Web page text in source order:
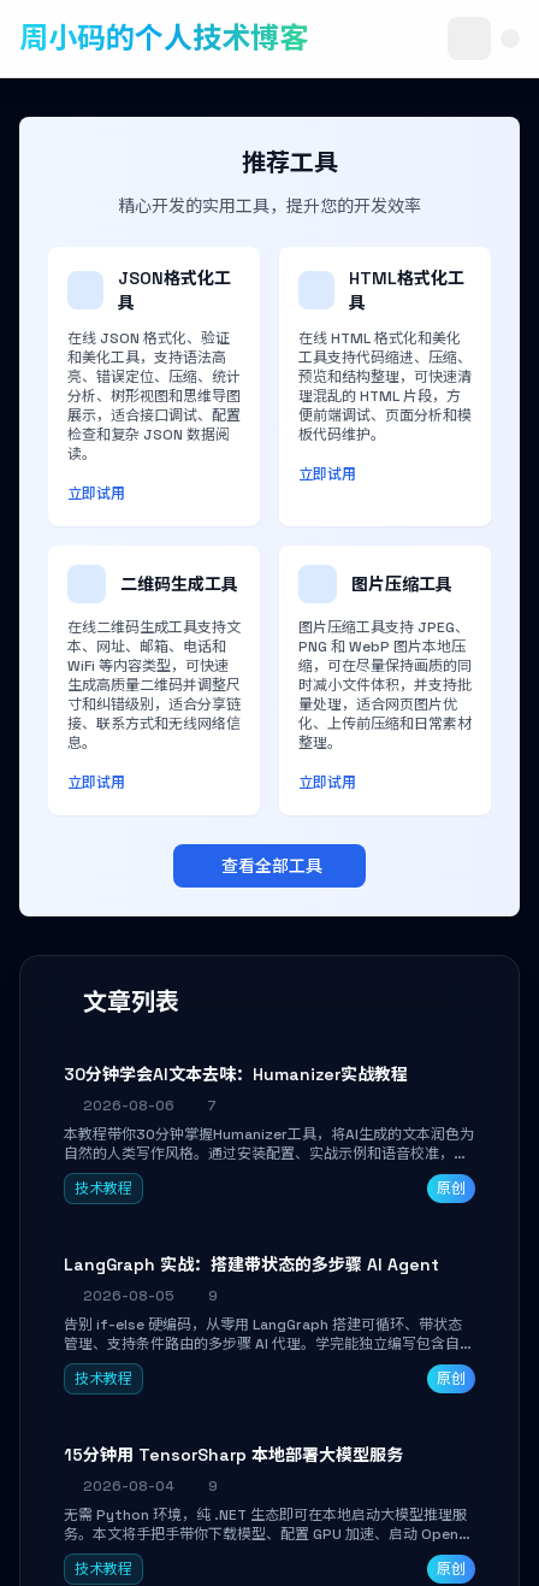
周小码的个人技术博客
文章列表
30分钟学会AI文本去味：Humanizer实战教程
2026-08-06
7
本教程带你30分钟掌握Humanizer工具，将AI生成的文本润色为
自然的人类写作风格。通过安装配置、实战示例和语音校准，让
你的内容告别AI痕迹，匹配个人写作习惯，适合内容创作者和技
术博主。
技术教程 原创
LangGraph 实战：搭建带状态的多步骤 AI Agent
2026-08-05
9
告别 if-else 硬编码，从零用 LangGraph 搭建可循环、带状态
管理、支持条件路由的多步骤 AI 代理。学完能独立编写包含自动
决策、工具调用和持久化状态的复杂工作流，并避开递归溢出、
状态丢失等常见坑点。
技术教程 原创
15分钟用 TensorSharp 本地部署大模型服务
2026-08-04
9
无需 Python 环境，纯 .NET 生态即可在本地启动大模型推理服
务。本文将手把手带你下载模型、配置 GPU 加速、启动 OpenAI
兼容 API，并在 C# 业务代码中无缝调用。数据不出网，零门槛
搞定本地 LLM 部署。
技术教程 原创
推荐工具
精心开发的实用工具，提升您的开发效率
JSON格式化工
具
在线 JSON 格式化、验证
和美化工具，支持语法高
亮、错误定位、压缩、统计
分析、树形视图和思维导图
展示，适合接口调试、配置
检查和复杂 JSON 数据阅
读。
立即试用
HTML格式化工
具
在线 HTML 格式化和美化
工具支持代码缩进、压缩、
预览和结构整理，可快速清
理混乱的 HTML 片段，方
便前端调试、页面分析和模
板代码维护。
立即试用
二维码生成工具
在线二维码生成工具支持文
本、网址、邮箱、电话和
WiFi 等内容类型，可快速
生成高质量二维码并调整尺
寸和纠错级别，适合分享链
接、联系方式和无线网络信
息。
立即试用
图片压缩工具
图片压缩工具支持 JPEG、
PNG 和 WebP 图片本地压
缩，可在尽量保持画质的同
时减小文件体积，并支持批
量处理，适合网页图片优
化、上传前压缩和日常素材
整理。
立即试用
查看全部工具